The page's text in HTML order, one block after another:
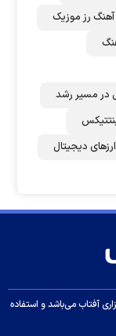
آهنگ رز‌ موزیک
در مسیر رشد
دیجیتال
آفتاب می‌باشد و استفاده